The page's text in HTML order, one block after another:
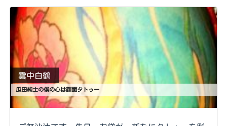
雲中白鶴
瓜田純士の僕の心は顔面タトゥー